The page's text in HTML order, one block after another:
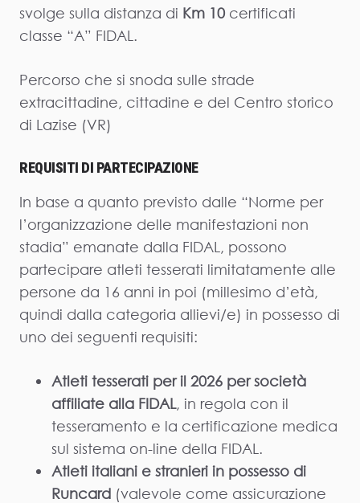
svolge sulla distanza di Km 10 certificati
classe “A” FIDAL.
Percorso che si snoda sulle strade
extracittadine, cittadine e del Centro storico
di Lazise (VR)
REQUISITI DI PARTECIPAZIONE
In base a quanto previsto dalle “Norme per
l’organizzazione delle manifestazioni non
stadia” emanate dalla FIDAL, possono
partecipare atleti tesserati limitatamente alle
persone da 16 anni in poi (millesimo d’età,
quindi dalla categoria allievi/e) in possesso di
uno dei seguenti requisiti:
Atleti tesserati per il 2026 per società
affiliate alla FIDAL, in regola con il
tesseramento e la certificazione medica
sul sistema on-line della FIDAL.
Atleti italiani e stranieri in possesso di
Runcard (valevole come assicurazione